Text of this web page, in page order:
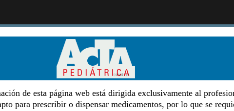
de esta página web está dirigida exclusivamente al
para prescribir o dispensar medicamentos, por lo que se